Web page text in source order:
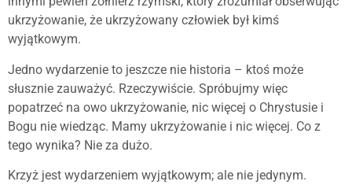
ukrzyżowanie, że ukrzyżowany człowiek był kimś
wyjątkowym.
Jedno wydarzenie to jeszcze nie historia – ktoś może
słusznie zauważyć. Rzeczywiście. Spróbujmy więc
popatrzeć na owo ukrzyżowanie, nic więcej o Chrystusie i
Bogu nie wiedząc. Mamy ukrzyżowanie i nic więcej. Co z
tego wynika? Nie za dużo.
Krzyż jest wydarzeniem wyjątkowym; ale nie jedynym.